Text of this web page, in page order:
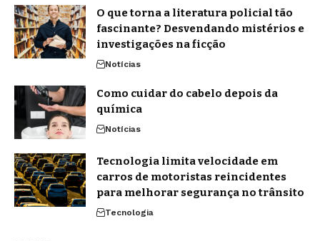
O que torna a literatura policial tão
fascinante? Desvendando mistérios e
investigações na ficção
Notícias
Como cuidar do cabelo depois da
química
Notícias
Tecnologia limita velocidade em
carros de motoristas reincidentes
para melhorar segurança no trânsito
Tecnologia